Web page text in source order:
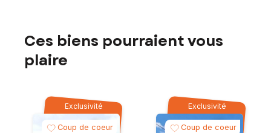
Ces biens pourraient vous
plaire
Exclusivité
Coup de coeur
Exclusivité
Coup de coeur